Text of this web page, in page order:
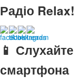
Радіо Relax!
📱 Слухайте
смартфона